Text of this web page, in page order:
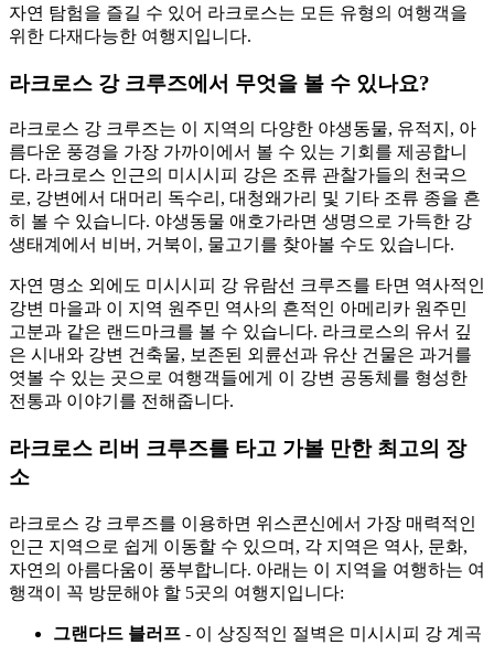
자연 탐험을 즐길 수 있어 라크로스는 모든 유형의 여행객을
위한 다재다능한 여행지입니다.
라크로스 강 크루즈에서 무엇을 볼 수 있나요?
라크로스 강 크루즈는 이 지역의 다양한 야생동물, 유적지, 아
름다운 풍경을 가장 가까이에서 볼 수 있는 기회를 제공합니
다. 라크로스 인근의 미시시피 강은 조류 관찰가들의 천국으
로, 강변에서 대머리 독수리, 대청왜가리 및 기타 조류 종을 흔
히 볼 수 있습니다. 야생동물 애호가라면 생명으로 가득한 강
생태계에서 비버, 거북이, 물고기를 찾아볼 수도 있습니다.
자연 명소 외에도 미시시피 강 유람선 크루즈를 타면 역사적인
강변 마을과 이 지역 원주민 역사의 흔적인 아메리카 원주민
고분과 같은 랜드마크를 볼 수 있습니다. 라크로스의 유서 깊
은 시내와 강변 건축물, 보존된 외륜선과 유산 건물은 과거를
엿볼 수 있는 곳으로 여행객들에게 이 강변 공동체를 형성한
전통과 이야기를 전해줍니다.
라크로스 리버 크루즈를 타고 가볼 만한 최고의 장
소
라크로스 강 크루즈를 이용하면 위스콘신에서 가장 매력적인
인근 지역으로 쉽게 이동할 수 있으며, 각 지역은 역사, 문화,
자연의 아름다움이 풍부합니다. 아래는 이 지역을 여행하는 여
행객이 꼭 방문해야 할 5곳의 여행지입니다:
그랜다드 블러프 - 이 상징적인 절벽은 미시시피 강 계곡